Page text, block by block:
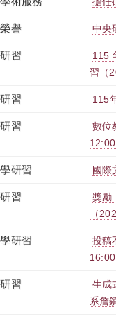
譽 中央
習
115
習（
習 115
習
數位
研習 國際
習
獎勵
（
研習
投稿
習
生成
系詹